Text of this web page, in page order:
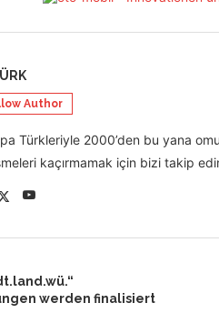
Author
Türkleriyle 2000’den bu yana
kaçırmamak için bizi takip
werden finalisiert